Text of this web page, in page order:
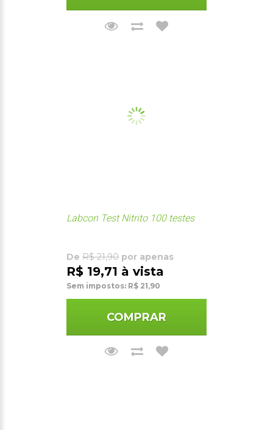
Labcon Test Nitrito 100 testes
De R$ 21,90 por apenas
R$ 19,71 à vista
Sem impostos: R$ 21,90
COMPRAR